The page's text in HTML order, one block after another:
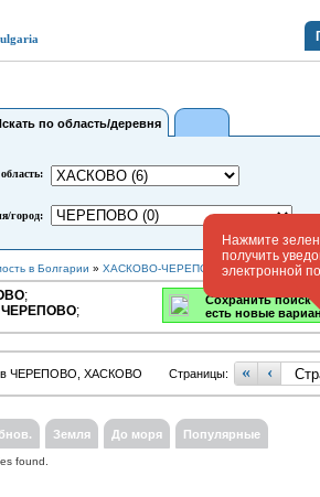
по область/деревня
область:
город:
в Болгарии » ХАСКОВО-ЧЕРЕПОВО(0)
;
ЧЕРЕПОВО;
Сохранить поиск
есть новые
в ЧЕРЕПОВО, ХАСКОВО Страницы: « ‹
Земля До моря Популярные
found.
Нажмите
получить
электронной